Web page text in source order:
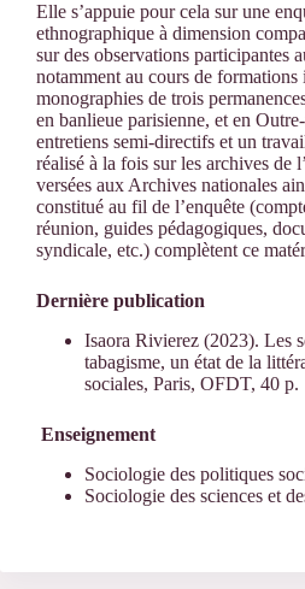
Elle s’appuie pour cela sur une
ethnographique à dimension
sur des observations participantes
notamment au cours de formations
monographies de trois
en banlieue parisienne, et en
entretiens semi-directifs et un
réalisé à la fois sur les archives de
versées aux Archives nationales
constitué au fil de l’enquête
réunion, guides pédagogiques,
syndicale, etc.) complètent ce
Dernière publication
Isaora Rivierez (2023). Les
tabagisme, un état de la
sociales, Paris, OFDT, 40 p.
Enseignement
Sociologie des politiques
Sociologie des sciences et